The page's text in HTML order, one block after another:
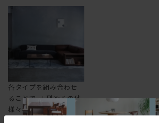
各タイプを組み合わせ
ることで、L型やその他
様々なレイアウトに対